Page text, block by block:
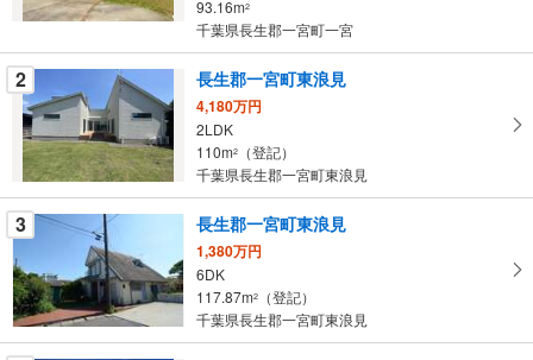
条
件
を
マ
イ
ペ
ー
ジ
に
保
存
す
る
93.16m2
千葉県長生郡一宮町一宮
2 長生郡一宮町東浪見
4,180万円
2LDK
110m2
（登記）
千葉県長生郡一宮町東浪見
3 長生郡一宮町東浪見
1,380万円
6DK
117.87m2
（登記）
千葉県長生郡一宮町東浪見